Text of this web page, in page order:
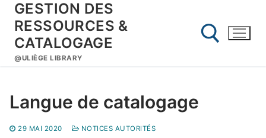
Aller
contenu
GESTION DES
RESSOURCES &
CATALOGAGE
@ULIÈGE LIBRARY
Langue de catalogage
29 MAI 2020 NOTICES AUTORITÉS